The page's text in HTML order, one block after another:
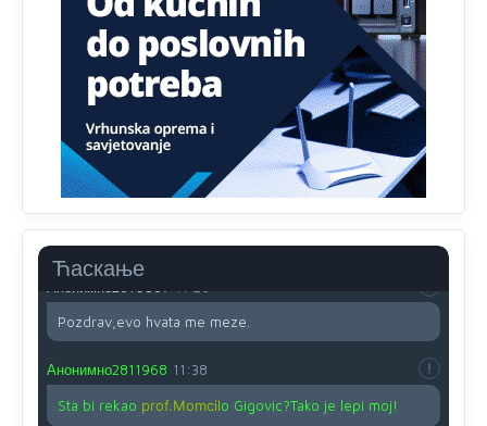
Ћаскање
Proguglajte
Анонимно2810587
11:21
O kako su cudni lvi ljudi,uzeli bi sve da mogu...a ja srce
svima fajem,radujem se tudjoj sreci.I ko ima i ko nema
na iso ce mjesto leci!
Анонимно2810587
11:24
Pozdrav,evo hvata me meze.
Анонимно2811968 11:38
Sta bi rekao prof.Momcilo Gigovic?Tako je lepi moj!